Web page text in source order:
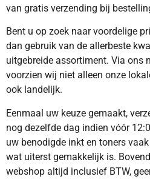
van gratis verzending bij
Bent u op zoek naar voordelige
dan gebruik van de allerbeste
uitgebreide assortiment. Via ons
voorzien wij niet alleen onze
ook landelijk.
Eenmaal uw keuze gemaakt,
nog dezelfde dag indien vóór
uw benodigde inkt en toners
wat uiterst gemakkelijk is.
webshop altijd inclusief BTW,